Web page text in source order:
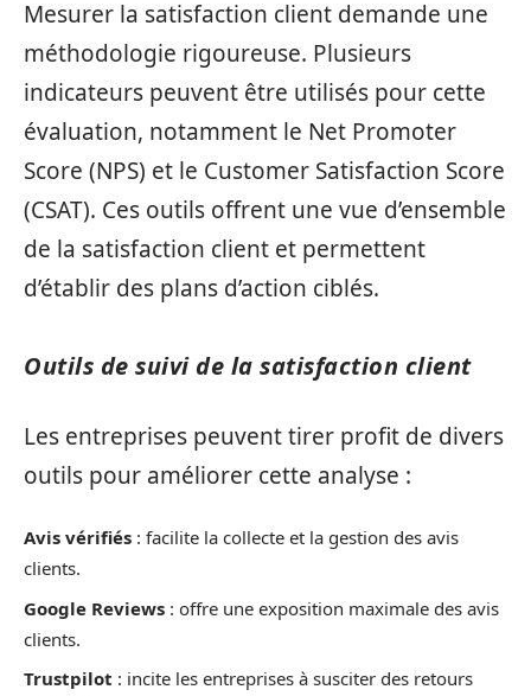
Mesurer la satisfaction client demande une
méthodologie rigoureuse. Plusieurs
indicateurs peuvent être utilisés pour cette
évaluation, notamment le Net Promoter
Score (NPS) et le Customer Satisfaction Score
(CSAT). Ces outils offrent une vue d’ensemble
de la satisfaction client et permettent
d’établir des plans d’action ciblés.
Outils de suivi de la satisfaction client
Les entreprises peuvent tirer profit de divers
outils pour améliorer cette analyse :
Avis vérifiés : facilite la collecte et la gestion des avis
clients.
Google Reviews : offre une exposition maximale des avis
clients.
Trustpilot : incite les entreprises à susciter des retours